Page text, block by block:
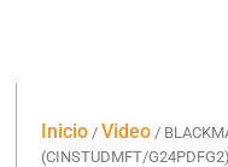
Inicio / Video /
(CINSTUDMFT/G24PDFG2)